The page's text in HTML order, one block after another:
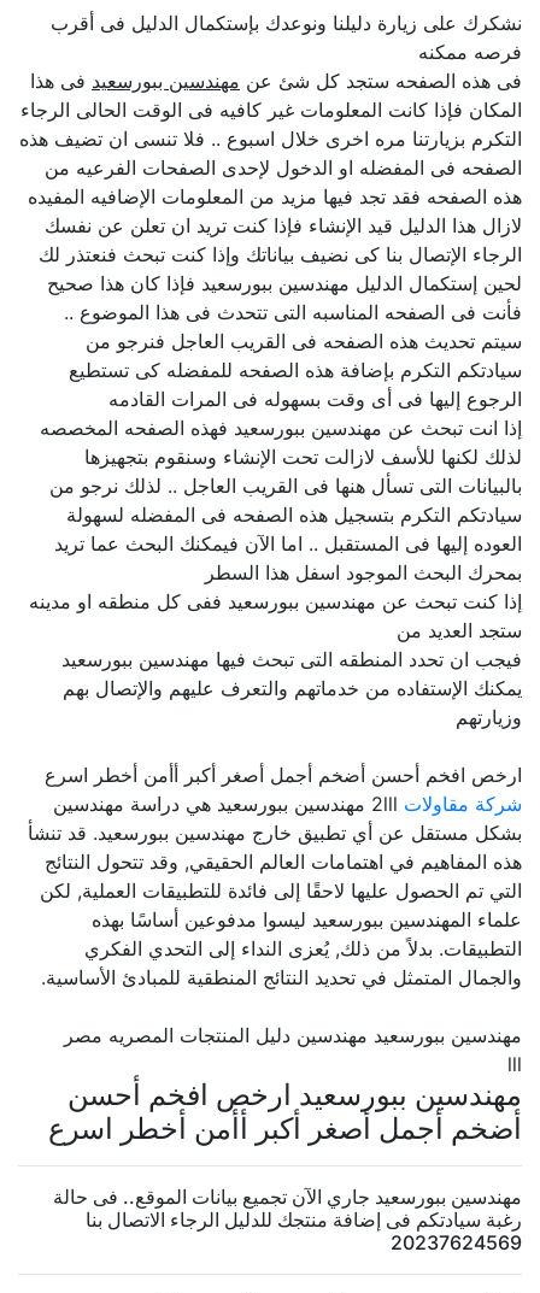
نشكرك على زيارة دليلنا ونوعدك بإستكمال الدليل فى أقرب
فرصه ممكنه
فى هذه الصفحه ستجد كل شئ عنمهندسين ببورسعيدفى هذا
المكان فإذا كانت المعلومات غير كافيه فى الوقت الحالى الرجاء
التكرم بزيارتنا مره اخرى خلال اسبوع .. فلا تنسى ان تضيف هذه
الصفحه فى المفضله او الدخول لإحدى الصفحات الفرعيه من
هذه الصفحه فقد تجد فيها مزيد من المعلومات الإضافيه المفيده
لازال هذا الدليل قيد الإنشاء فإذا كنت تريد ان تعلن عن نفسك
الرجاء الإتصال بنا كى نضيف بياناتك وإذا كنت تبحث فنعتذر لك
لحين إستكمال الدليل مهندسين ببورسعيد فإذا كان هذا صحيح
فأنت فى الصفحه المناسبه التى تتحدث فى هذا الموضوع ..
سيتم تحديث هذه الصفحه فى القريب العاجل فنرجو من
سيادتكم التكرم بإضافة هذه الصفحه للمفضله كى تستطيع
الرجوع إليها فى أى وقت بسهوله فى المرات القادمه
إذا انت تبحث عن مهندسين ببورسعيد فهذه الصفحه المخصصه
لذلك لكنها للأسف لازالت تحت الإنشاء وسنقوم بتجهيزها
بالبيانات التى تسأل هنها فى القريب العاجل .. لذلك نرجو من
سيادتكم التكرم بتسجيل هذه الصفحه فى المفضله لسهولة
العوده إليها فى المستقبل .. اما الآن فيمكنك البحث عما تريد
بمحرك البحث الموجود اسفل هذا السطر
إذا كنت تبحث عن مهندسين ببورسعيد ففى كل منطقه او مدينه
ستجد العديد من
فيجب ان تحدد المنطقه التى تبحث فيها مهندسين ببورسعيد
يمكنك الإستفاده من خدماتهم والتعرف عليهم والإتصال بهم
وزيارتهم
ارخص افخم أحسن أضخم أجمل أصغر أكبر أأمن أخطر اسرع
شركة مقاولات
2lll مهندسين ببورسعيد هي دراسة مهندسين
بشكل مستقل عن أي تطبيق خارج مهندسين ببورسعيد. قد تنشأ
هذه المفاهيم في اهتمامات العالم الحقيقي, وقد تتحول النتائج
التي تم الحصول عليها لاحقًا إلى فائدة للتطبيقات العملية, لكن
علماء المهندسين ببورسعيد ليسوا مدفوعين أساسًا بهذه
التطبيقات. بدلاً من ذلك, يُعزى النداء إلى التحدي الفكري
والجمال المتمثل في تحديد النتائج المنطقية للمبادئ الأساسية.
مهندسين ببورسعيد مهندسين دليل المنتجات المصريه مصر
مهندسين ببورسعيد ارخص افخم أحسن
أضخم أجمل أصغر أكبر أأمن أخطر اسرع
مهندسين ببورسعيد جاري الآن تجميع بيانات الموقع.. فى حالة
رغبة سيادتكم فى إضافة منتجك للدليل الرجاء الاتصال بنا
20237624569